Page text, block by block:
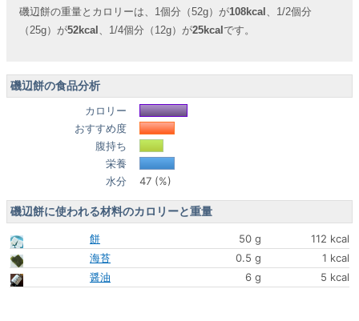
磯辺餅の重量とカロリーは、1個分（52g）が108kcal 、1/2個分
（25g）が52kcal 、1/4個分（12g）が25kcal です。
磯辺餅の食品分析
カロリー
おすすめ度
腹持ち
栄養
水分
47 (%)
磯辺餅に使われる材料のカロリーと重量
餅 50 g
112 kcal
海苔
0.5 g
1 kcal
醤油
6 g 5 kcal